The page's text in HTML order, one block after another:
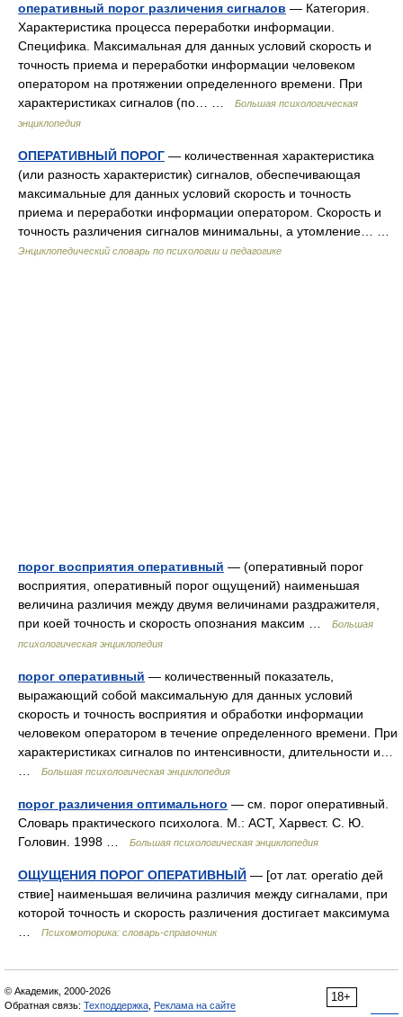
оперативный порог различения сигналов — Категория.
Характеристика процесса переработки информации.
Специфика. Максимальная для данных условий скорость и
точность приема и переработки информации человеком
оператором на протяжении определенного времени. При
характеристиках сигналов (по… …
Большая психологическая
энциклопедия
ОПЕРАТИВНЫЙ ПОРОГ — количественная характеристика
(или разность характеристик) сигналов, обеспечивающая
максимальные для данных условий скорость и точность
приема и переработки информации оператором. Скорость и
точность различения сигналов минимальны, а утомление… …
Энциклопедический словарь по психологии и педагогике
порог восприятия оперативный — (оперативный порог
восприятия, оперативный порог ощущений) наименьшая
величина различия между двумя величинами раздражителя,
при коей точность и скорость опознания максим …
Большая
психологическая энциклопедия
порог оперативный — количественный показатель,
выражающий собой максимальную для данных условий
скорость и точность восприятия и обработки информации
человеком оператором в течение определенного времени. При
характеристиках сигналов по интенсивности, длительности и…
Большая психологическая энциклопедия
порог различения оптимального — см. порог оперативный.
Словарь практического психолога. М.: АСТ, Харвест. С. Ю.
Головин. 1998 …
Большая психологическая энциклопедия
ОЩУЩЕНИЯ ПОРОГ ОПЕРАТИВНЫЙ — [от лат. operatio дей
ствие] наименьшая величина различия между сигналами, при
которой точность и скорость различения достигает максимума
Психомоторика: cловарь-справочник
18+
© Академик, 2000-2026
Обратная связь: Техподдержка Реклама на сайте